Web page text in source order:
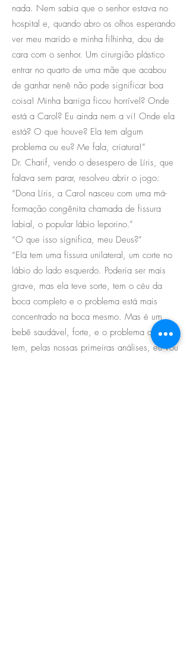
nada. Nem sabia que o senhor estava no
hospital e, quando abro os olhos esperando
ver meu marido e minha filhinha, dou de
cara com o senhor. Um cirurgião plástico
entrar no quarto de uma mãe que acabou
de ganhar nenê não pode significar boa
coisa! Minha barriga ficou horrível? Onde
está a Carol? Eu ainda nem a vi! Onde ela
está? O que houve? Ela tem algum
problema ou eu? Me fala, criatura!”
Dr. Charif, vendo o desespero de Líris, que
falava sem parar, resolveu abrir o jogo:
“Dona Líris, a Carol nasceu com uma má-
formação congênita chamada de fissura
labial, o popular lábio leporino.”
“O que isso significa, meu Deus?”
“Ela tem uma fissura unilateral, um corte no
lábio do lado esquerdo. Poderia ser mais
grave, mas ela teve sorte, tem o céu da
boca completo e o problema está mais
concentrado na boca mesmo. Mas é um
bebê saudável, forte, e o problema que ela
tem, pelas nossas primeiras análises, eu vou